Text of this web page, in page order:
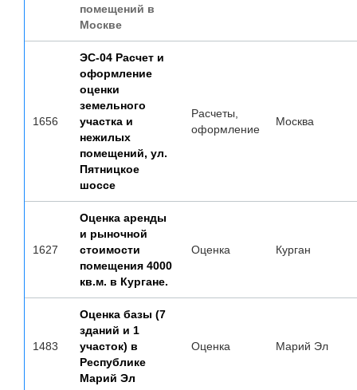
помещений в
Москве
1656
ЭС-04 Расчет и
оформление
оценки
земельного
участка и
нежилых
помещений, ул.
Пятницкое
шоссе
Расчеты,
оформление
Москва
1627
Оценка аренды
и рыночной
стоимости
помещения 4000
кв.м. в Кургане.
Оценка Курган
1483
Оценка базы (7
зданий и 1
участок) в
Республике
Марий Эл
Оценка Марий Эл